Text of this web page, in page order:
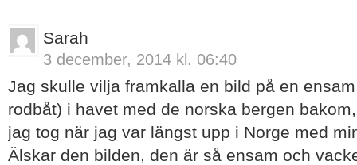
Sarah
3 december, 2014 kl. 06:40
Jag skulle vilja framkalla en bild på en
rodbåt) i havet med de norska bergen
jag tog när jag var längst upp i Norge med
Älskar den bilden, den är så ensam och